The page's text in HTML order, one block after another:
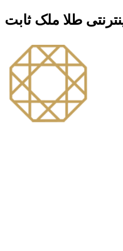
طلا ملک ثابت